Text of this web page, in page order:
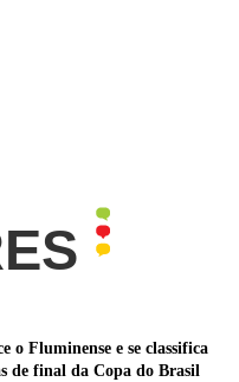
o Fluminense e se classifica
de final da Copa do Brasil